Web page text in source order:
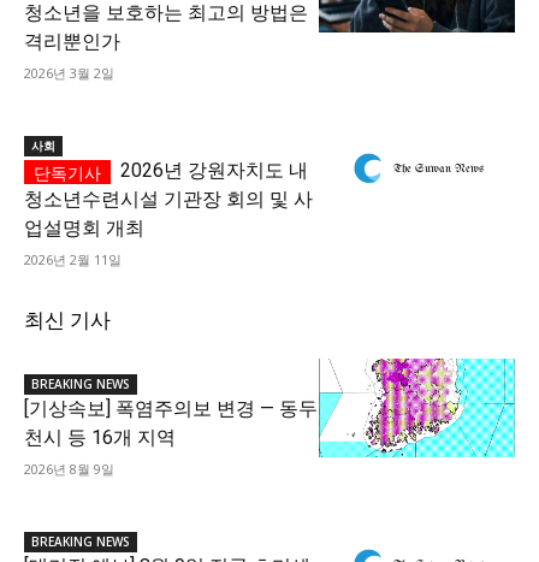
청소년을 보호하는 최고의 방법은
격리뿐인가
2026년 3월 2일
사회
2026년 강원자치도 내
청소년수련시설 기관장 회의 및 사
업설명회 개최
2026년 2월 11일
최신 기사
BREAKING NEWS
[기상속보] 폭염주의보 변경 — 동두
천시 등 16개 지역
2026년 8월 9일
BREAKING NEWS